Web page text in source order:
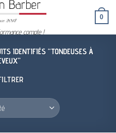
compte !
0
IDENTIFIÉS “TONDEUSES À